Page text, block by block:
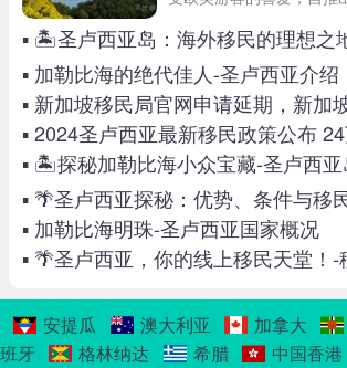
个国家本身，大家可能
大家介绍一下圣卢西亚。
▪ 🏝️圣卢西亚岛：海外移民的理想之
▪ 2024圣卢西亚最新移民政策公布
▪ 🏝️探秘加勒比海小众宝藏-圣卢西
▪ 加勒比海明珠-圣卢西亚国家概况
▪ 🌴圣卢西亚，你的线上移民天堂！-
安提瓜 澳大利亚 加拿大
班牙
格林纳达 希腊 中国香港